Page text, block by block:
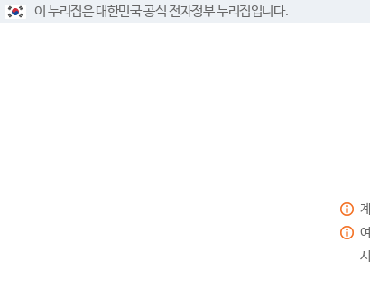
이 누리집은 대한민국 공식 전자정부 누리집입니다.